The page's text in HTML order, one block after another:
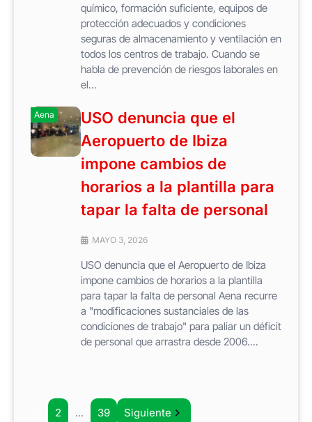
químico, formación suficiente, equipos de
protección adecuados y condiciones
seguras de almacenamiento y ventilación en
todos los centros de trabajo. Cuando se
habla de prevención de riesgos laborales en
el...
Aena
USO denuncia que el
Aeropuerto de Ibiza
impone cambios de
horarios a la plantilla para
tapar la falta de personal
MAYO 3, 2026
USO denuncia que el Aeropuerto de Ibiza
impone cambios de horarios a la plantilla
para tapar la falta de personal Aena recurre
a "modificaciones sustanciales de las
condiciones de trabajo" para paliar un déficit
de personal que arrastra desde 2006....
2 … 39 Siguiente